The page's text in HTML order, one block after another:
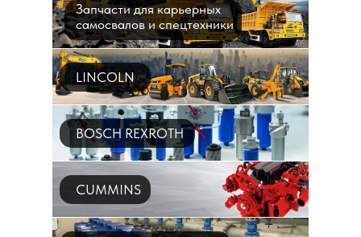
Запчасти для карьерных
самосвалов и спецтехники
LINCOLN
BOSCH REXROTH
CUMMINS